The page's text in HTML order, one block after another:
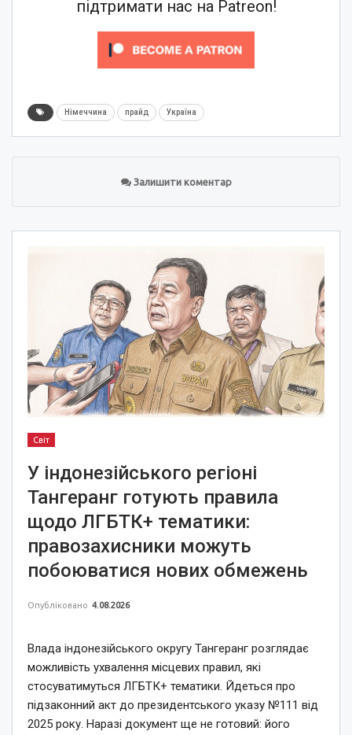
підтримати нас на Patreon!
Німеччина прайд Україна
Залишити коментар
Світ
У індонезійського регіоні
Тангеранг готують правила
щодо ЛГБТК+ тематики:
правозахисники можуть
побоюватися нових обмежень
Опубліковано 4.08.2026
Влада індонезійського округу Тангеранг розглядає
можливість ухвалення місцевих правил, які
стосуватимуться ЛГБТК+ тематики. Йдеться про
підзаконний акт до президентського указу №111 від
2025 року. Наразі документ ще не готовий: його